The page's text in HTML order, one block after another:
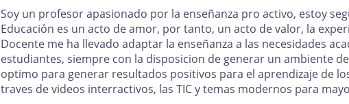
Soy un profesor apasionado por la enseñanza pro activo, estoy
Educación es un acto de amor, por tanto, un acto de valor, la
Docente me ha llevado adaptar la enseñanza a las necesidades
estudiantes, siempre con la disposicion de generar un ambiente
optimo para generar resultados positivos para el aprendizaje de
traves de videos interractivos, las TIC y temas modernos para